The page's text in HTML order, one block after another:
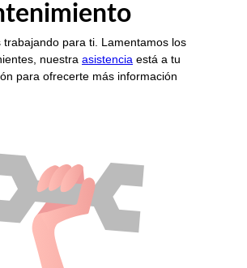
trabajando para ti. Lamentamos los
nuestra asistencia está a tu
para ofrecerte más información